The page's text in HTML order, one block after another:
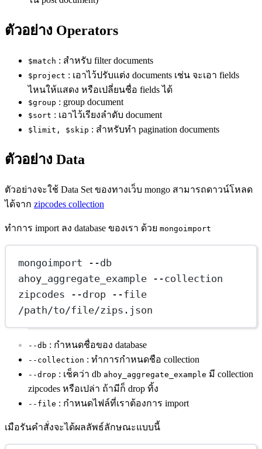
ตัวอย่าง Operators
$match : สำหรับ filter documents
$project : เอาไว้ปรับแต่ง documents เช่น จะเอา fields
ไหนให้แสดง หรือเปลี่ยนชื่อ fields ได้
$group : group document
$sort : เอาไว้เรียงลำดับ document
$limit, $skip : สำหรับทำ pagination documents
ตัวอย่าง Data
ตัวอย่างจะใช้ Data Set ของทางเว็บ mongo สามารถดาวน์โหลด
ได้จาก zipcodes collection
ทำการ import ลง database ของเรา ด้วย mongoimport
mongoimport --db
ahoy_aggregate_example --collection
zipcodes --drop --file
/path/to/file/zips.json
--db : กำหนดชื่อของ database
--collection : ทำการกำหนดชือ collection
--drop : เช็คว่า db ahoy_aggregate_example มี collection
zipcodes หรือเปล่า ถ้ามีก็ drop ทิ้ง
--file : กำหนดไฟล์ที่เราต้องการ import
เมือรันคำสั่งจะได้ผลลัพธ์ลักษณะแบบนี้